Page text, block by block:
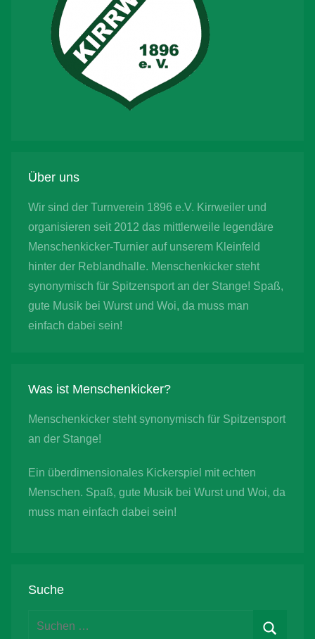
Über uns
Wir sind der Turnverein 1896 e.V. Kirrweiler und
organisieren seit 2012 das mittlerweile legendäre
Menschenkicker-Turnier auf unserem Kleinfeld
hinter der Reblandhalle. Menschenkicker steht
synonymisch für Spitzensport an der Stange! Spaß,
gute Musik bei Wurst und Woi, da muss man
einfach dabei sein!
Was ist Menschenkicker?
Menschenkicker steht synonymisch für Spitzensport
an der Stange!
Ein überdimensionales Kickerspiel mit echten
Menschen. Spaß, gute Musik bei Wurst und Woi, da
muss man einfach dabei sein!
Suche
Suchen